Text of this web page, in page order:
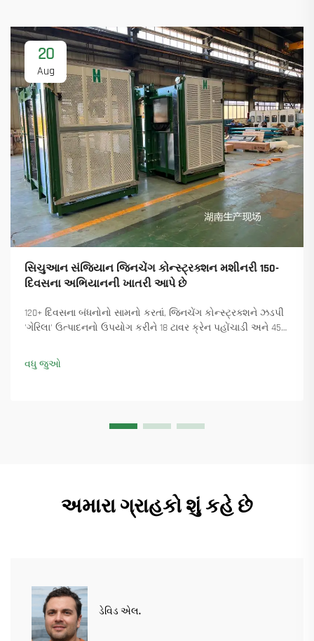
20
Aug
સિચુઆન સંજિયાન જિનચેંગ કોન્સ્ટ્રક્શન મશીનરી 150-
દિવસના અભિયાનની ખાતરી આપે છે
120+ દિવસના બંધનોનો સામનો કરતાં, જિનચેંગ કોન્સ્ટ્રક્શને ઝડપી
'ગેરિલા' ઉત્પાદનનો ઉપયોગ કરીને 18 ટાવર ક્રેન પહોંચાડી અને 45+
વધુ માહિતી મેળવો.
વધુ જુઓ
અમારા ગ્રાહકો શું કહે છે
ડેવિડ એલ.